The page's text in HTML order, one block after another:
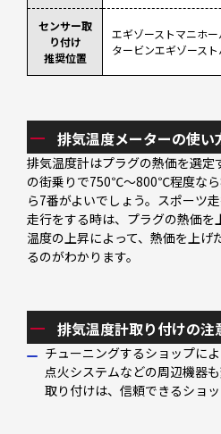
センサー取
り付け
推奨位置
エギゾーストマニホー
タービンエギゾースト
排気温度メーターの使い
排気温度計はプラグの熱価を選定
の街乗りで750℃～800℃程度な
ら7番がよいでしょう。スポーツ
走行をする時は、プラグの熱価を
温度の上昇によって、熱価を上げ
るのがわかります。
排気温度計取り付けの注
チューニングするショップに
点火システムなどの周辺機器
取り付けは、信頼できるショ